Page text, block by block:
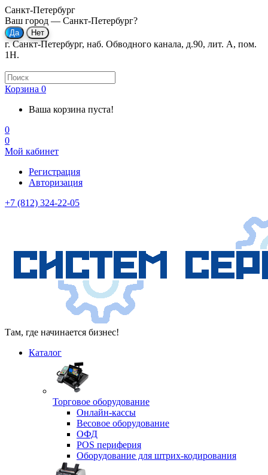
Санкт-Петербург
Ваш город — Санкт-Петербург?
г. Санкт-Петербург, наб. Обводного канала, д.90, лит. А, пом.
1Н.
Корзина 0
Ваша корзина пуста!
0
0
Мой кабинет
Регистрация
Авторизация
+7 (812) 324-22-05
Там, где начинается бизнес!
Каталог
Торговое оборудование
Онлайн-кассы
Весовое оборудование
ОФД
POS периферия
Оборудование для штрих-кодирования